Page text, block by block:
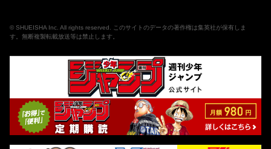
© SHUEISHA Inc. All rights reserved. このサイトのデータの著作権は集英社が保有しま
す。無断複製転載放送等は禁止します。